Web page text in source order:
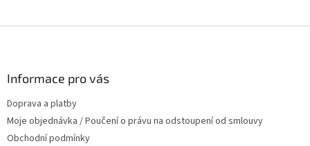
Informace pro vás
Doprava a platby
Moje objednávka / Poučení o právu na odstoupení od smlouvy
Obchodní podmínky